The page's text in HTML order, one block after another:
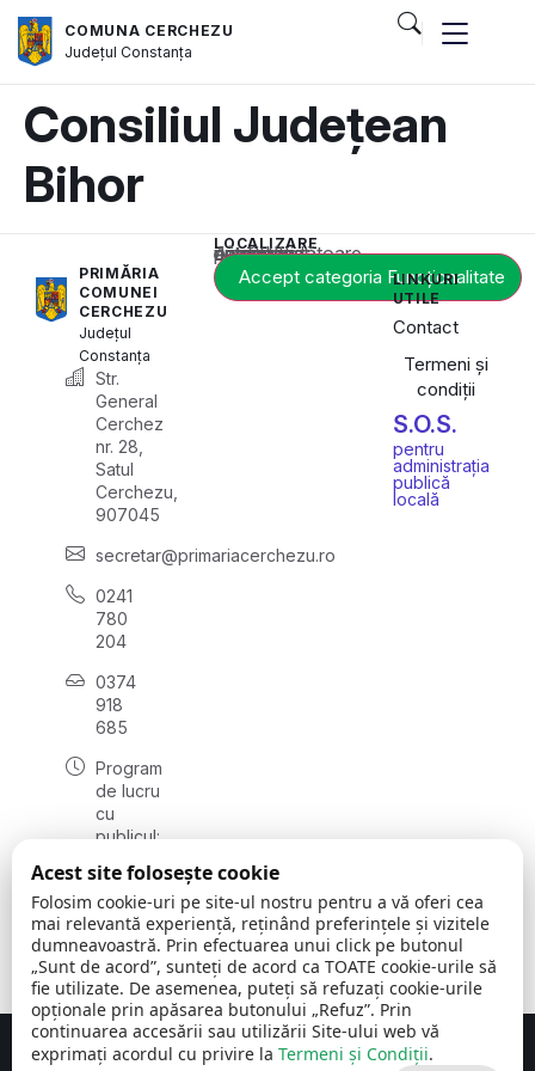
COMUNA CERCHEZU
JudețulConstanța
Consiliul Județean
Bihor
PRIMĂRIA
COMUNEI
CERCHEZU
Județul
Constanța
Str.
General
Cerchez
nr. 28,
Satul
Cerchezu,
907045
secretar@primariacerchezu.ro
0241
780
204
0374
918
685
Program
de lucru
cu
publicul:
08:00 -
16:30
, vineri:
08:00 -
14:00
LOCALIZARE
Acest conținut este blocat până când acceptați categoria corespunzătoare de cookie-uri.
Accept categoria Funcționalitate
LINKURI
UTILE
Contact
Termeni și
condiții
S.O.S.
pentru
administrația
publică
locală
Concept realizat de Big Media Relații Publice SRL
Acest site folosește cookie
Folosim cookie-uri pe site-ul nostru pentru a vă oferi cea
mai relevantă experiență, reținând preferințele și vizitele
dumneavoastră. Prin efectuarea unui click pe butonul
„Sunt de acord”, sunteți de acord ca TOATE cookie-urile să
fie utilizate. De asemenea, puteți să refuzați cookie-urile
opționale prin apăsarea butonului „Refuz”. Prin
continuarea accesării sau utilizării Site-ului web vă
exprimați acordul cu privire la Termeni și Condiții.